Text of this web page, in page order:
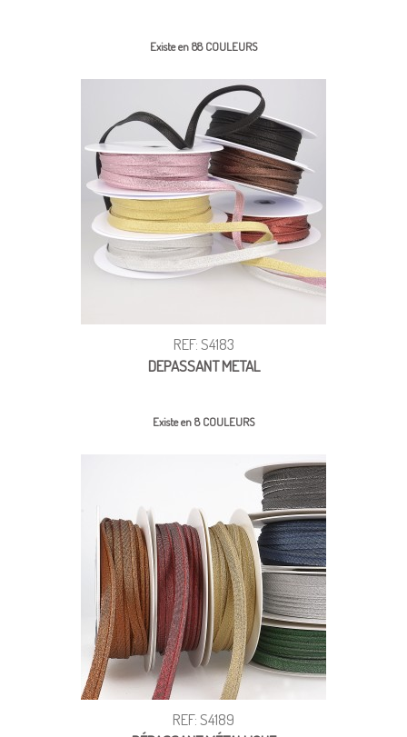
Existe en 88 COULEURS
REF: S4183
DEPASSANT METAL
Existe en 8 COULEURS
REF: S4189